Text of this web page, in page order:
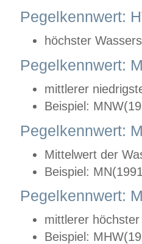
Pegelkennwert:
höchster
Pegelkennwert:
mittlerer
Beispiel:
Pegelkennwert:
Mittelwert der
Beispiel:
Pegelkennwert:
mittlerer
Beispiel: